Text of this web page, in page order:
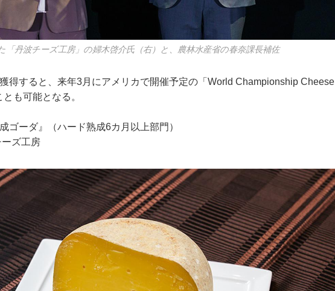
「丹波チーズ工房」の婦木啓介氏（右）と、農林水産省の春奈課長補佐
得すると、来年3月にアメリカで開催予定の「World Championship Cheese
も可能となる。
ゴーダ』（ハード熟成6カ月以上部門）
ズ工房